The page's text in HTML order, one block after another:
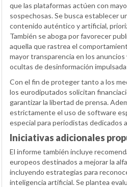
que las plataformas actúen con
sospechosas. Se busca establecer
contenido auténtico y artificial,
También se aboga por favorecer
aquella que rastrea el
mayor transparencia en los anuncios
ocultas de desinformación
Con el fin de proteger tanto a los
los eurodiputados solicitan
garantizar la libertad de prensa.
estrictamente el uso de software
especial para periodistas dedicados
Iniciativas adicionales
El informe también incluye
europeos destinados a mejorar la
incluyendo estrategias para
inteligencia artificial. Se plantea